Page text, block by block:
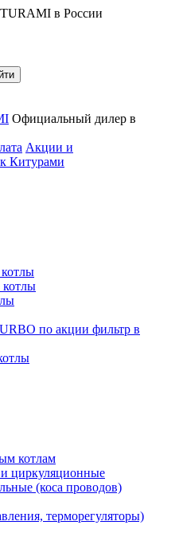
в России
Официальный дилер в
Акции и
Китурами
котлы
по акции фильтр в
котлам
циркуляционные
(коса проводов)
терморегуляторы)